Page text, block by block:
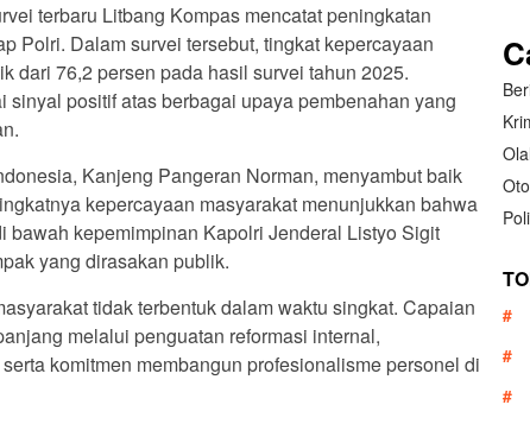
terbaru Litbang Kompas mencatat peningkatan
Polri. Dalam survei tersebut, tingkat kepercayaan
dari 76,2 persen pada hasil survei tahun 2025.
positif atas berbagai upaya pembenahan yang
Kanjeng Pangeran Norman, menyambut baik
kepercayaan masyarakat menunjukkan bahwa
bawah kepemimpinan Kapolri Jenderal Listyo Sigit
yang dirasakan publik.
tidak terbentuk dalam waktu singkat. Capaian
melalui penguatan reformasi internal,
komitmen membangun profesionalisme personel di